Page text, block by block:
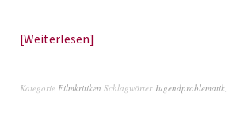
Weiterlesen
Kategorie Filmkritiken SchlagwörterJugendproblematik,